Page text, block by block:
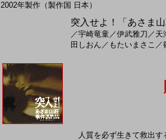
2002年製作（製作国 日本）
突入せよ！「あさま
／宇崎竜童／伊武雅刀 ／ 天
田しおん ／ もたいまさこ ／
人質を必ず生きて救出す